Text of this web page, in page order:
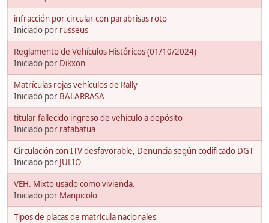
infracción por circular con parabrisas roto
Iniciado por russeus
Reglamento de Vehículos Históricos (01/10/2024)
Iniciado por Dikxon
Matrículas rojas vehículos de Rally
Iniciado por BALARRASA
titular fallecido ingreso de vehículo a depósito
Iniciado por rafabatua
Circulación con ITV desfavorable, Denuncia según codificado DGT
Iniciado por JULIO
VEH. Mixto usado como vivienda.
Iniciado por Manpicolo
Tipos de placas de matrícula nacionales